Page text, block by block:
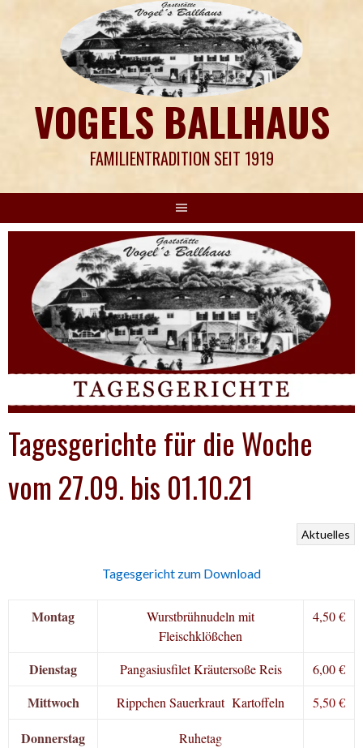
VOGELS BALLHAUS
FAMILIENTRADITION SEIT 1919
Tagesgerichte für die Woche
vom 27.09. bis 01.10.21
Aktuelles
Tagesgericht zum Download
Montag
Wurstbrühnudeln mit
Fleischklößchen
4,50 €
Dienstag Pangasiusfilet Kräutersoße Reis 6,00 €
Mittwoch Rippchen Sauerkraut Kartoffeln 5,50 €
Donnerstag Ruhetag